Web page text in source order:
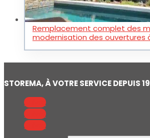
Remplacement complet des
modernisation des ouvertures
STOREMA, À VOTRE SERVICE DEPUIS
Suivre
Suivre
Suivre